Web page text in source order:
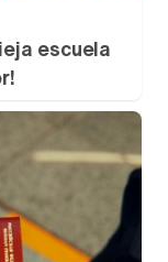
escuela